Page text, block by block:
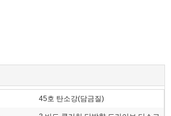
45호 탄소강(담금질)